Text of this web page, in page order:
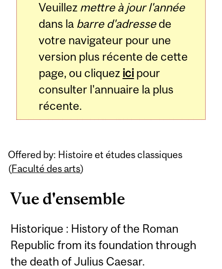
Veuillez mettre à jour l'année
dans la barre d'adressede
votre navigateur pour une
version plus récente de cette
page, ou cliquez ici pour
consulter l'annuaire la plus
récente.
Offered by: Histoire et études classiques
(Faculté des arts)
Vue d'ensemble
Historique : History of the Roman
Republic from its foundation through
the death of Julius Caesar.